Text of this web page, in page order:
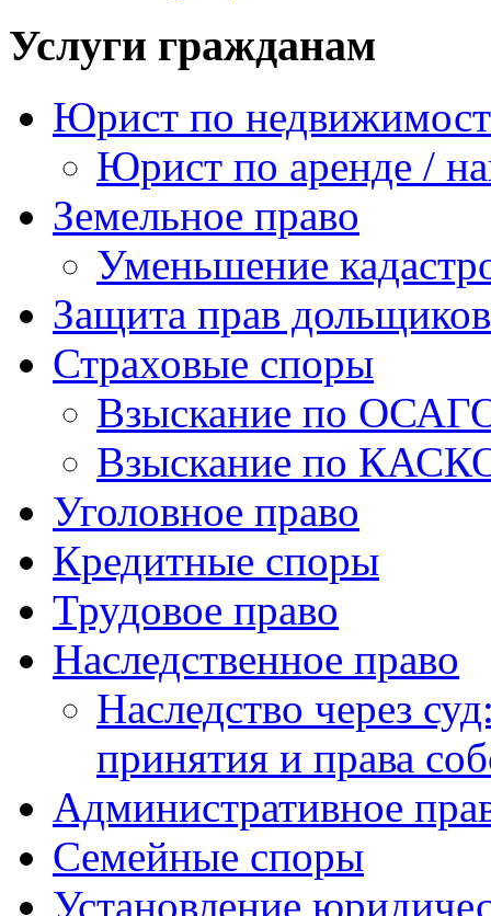
Услуги гражданам
Юрист по
Юрист по аренде /
Земельное право
Уменьшение
Защита прав дольщиков
Страховые споры
Взыскание по
Взыскание по
Уголовное право
Кредитные споры
Трудовое право
Наследственное право
Наследство через
принятия и права
Административное
Семейные споры
Установление